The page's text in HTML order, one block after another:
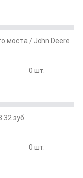
моста / John Deere
0 шт.
32 зуб
0 шт.